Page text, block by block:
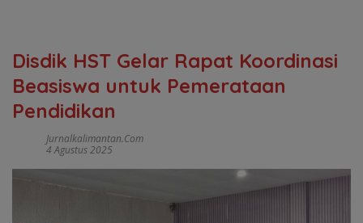
Disdik HST Gelar Rapat Koordinasi
Beasiswa untuk Pemerataan
Pendidikan
Jurnalkalimantan.com
4 Agustus 2025